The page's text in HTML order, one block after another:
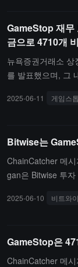
를 투자하여
유량이 1,000 BTC
달러를 투자하여
총 보유량이
총 보유량이 1,788
달러 규모의 전환
액은 현재 27억 달
용도와 투자 정책
발행 시점 기준으
GameStop 재무
금으로 4710개
뉴욕증권거래소
를 발표했으며, 그
분기 말 현금, 현금
인을 구매하였습니
2025-06-11 게임스톱
Bitwise는
ChainCatcher 메
gan은 Bitwise 투
략을 통해 수익을
2025-06-10 비트와
GameStop은
ChainCatcher 메